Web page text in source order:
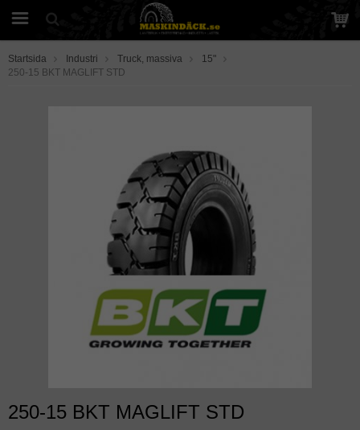
Startsida Industri Truck, massiva
15"
250-15 BKT MAGLIFT STD
250-15 BKT MAGLIFT STD